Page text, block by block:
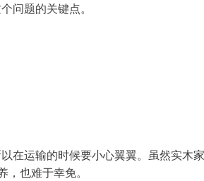
问题的关键点。
在运输的时候要小心翼翼。虽然实木
也难于幸免。